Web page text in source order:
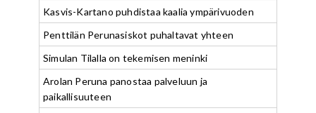
Kasvis-Kartano puhdistaa kaalia ympärivuoden
Penttilän Perunasiskot puhaltavat yhteen
Simulan Tilalla on tekemisen meninki
Arolan Peruna panostaa palveluun ja
paikallisuuteen